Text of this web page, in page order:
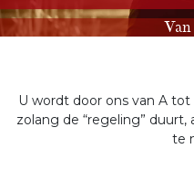
U wordt door ons van A
zolang de “regeling”
te